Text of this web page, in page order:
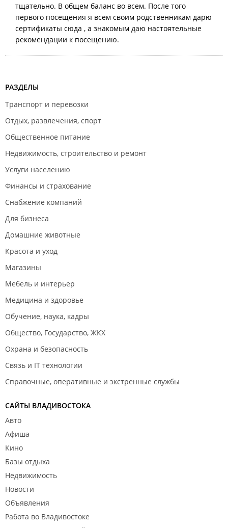
тщательно. В общем баланс во всем. После того
первого посещения я всем своим родственникам дарю
сертификаты сюда , а знакомым даю настоятельные
рекомендации к посещению.
РАЗДЕЛЫ
Транспорт и перевозки
Отдых, развлечения, спорт
Общественное питание
Недвижимость, строительство и ремонт
Услуги населению
Финансы и страхование
Снабжение компаний
Для бизнеса
Домашние животные
Красота и уход
Магазины
Мебель и интерьер
Медицина и здоровье
Обучение, наука, кадры
Общество, Государство, ЖКХ
Охрана и безопасность
Связь и IT технологии
Справочные, оперативные и экстренные службы
САЙТЫ ВЛАДИВОСТОКА
Авто
Афиша
Кино
Базы отдыха
Недвижимость
Новости
Объявления
Работа во Владивостоке